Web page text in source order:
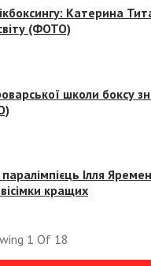
Катерина
(ФОТО)
школи боксу
Ілля
кращих
1 Of 18